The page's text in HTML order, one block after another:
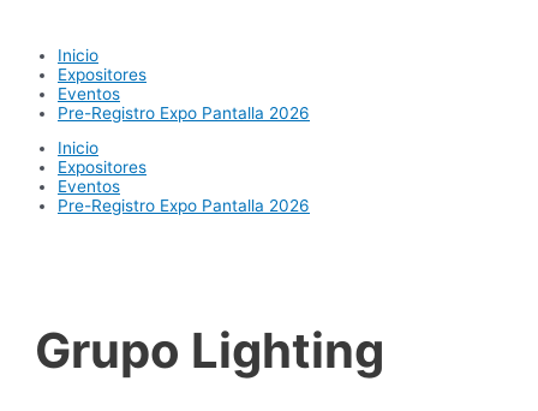
contenido
Inicio
Expositores
Eventos
Pre-Registro Expo Pantalla 2026
Inicio
Expositores
Eventos
Pre-Registro Expo Pantalla 2026
Grupo Lighting